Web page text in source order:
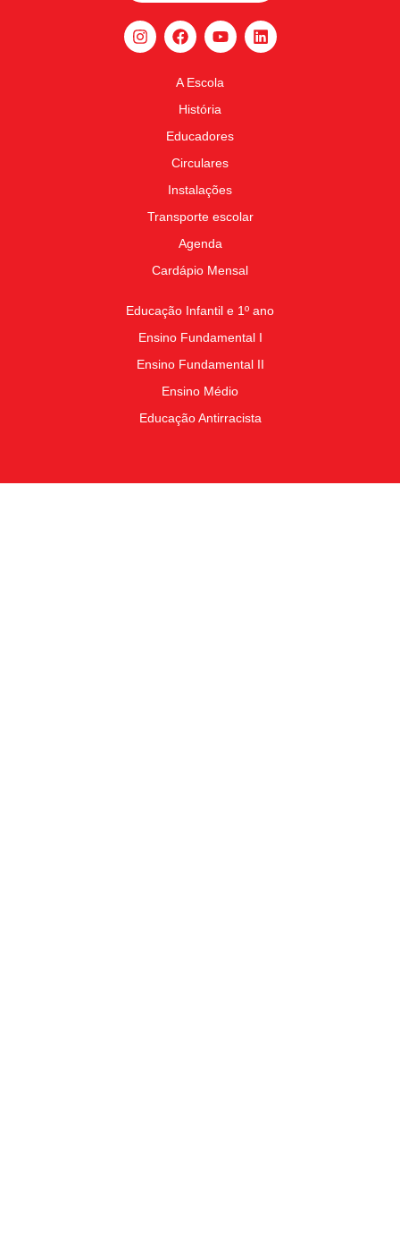
A Escola
História
Educadores
Circulares
Instalações
Transporte escolar
Agenda
Cardápio Mensal
Educação Infantil e 1º ano
Ensino Fundamental I
Ensino Fundamental II
Ensino Médio
Educação Antirracista